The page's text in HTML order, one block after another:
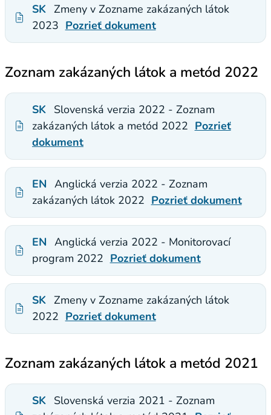
SK Zmeny v Zozname zakázaných látok
2023 Pozrieť dokument
Zoznam zakázaných látok a metód 2022
SK Slovenská verzia 2022 - Zoznam
zakázaných látok a metód 2022 Pozrieť
dokument
EN Anglická verzia 2022 - Zoznam
zakázaných látok 2022 Pozrieť dokument
EN Anglická verzia 2022 - Monitorovací
program 2022 Pozrieť dokument
SK Zmeny v Zozname zakázaných látok
2022 Pozrieť dokument
Zoznam zakázaných látok a metód 2021
SK Slovenská verzia 2021 - Zoznam